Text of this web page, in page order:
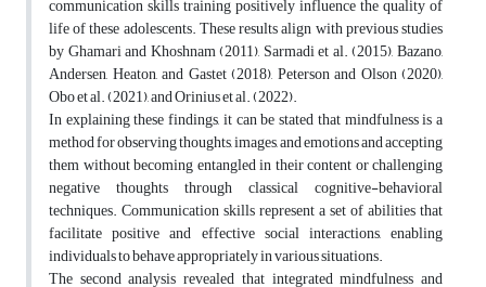
communication skills training positively influence the quality of
life of these adolescents. These results align with previous studies
by Ghamari and Khoshnam (2011), Sarmadi et al. (2015), Bazano,
Andersen, Heaton, and Gastet (2018), Peterson and Olson (2020),
Obo et al. (2021), and Orinius et al. (2022).
In explaining these findings, it can be stated that mindfulness is a
method for observing thoughts, images, and emotions and accepting
them without becoming entangled in their content or challenging
negative thoughts through classical cognitive-behavioral
techniques. Communication skills represent a set of abilities that
facilitate positive and effective social interactions, enabling
individuals to behave appropriately in various situations.
The second analysis revealed that integrated mindfulness and